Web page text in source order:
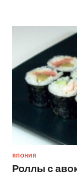
ЯПОНИЯ
Роллы с